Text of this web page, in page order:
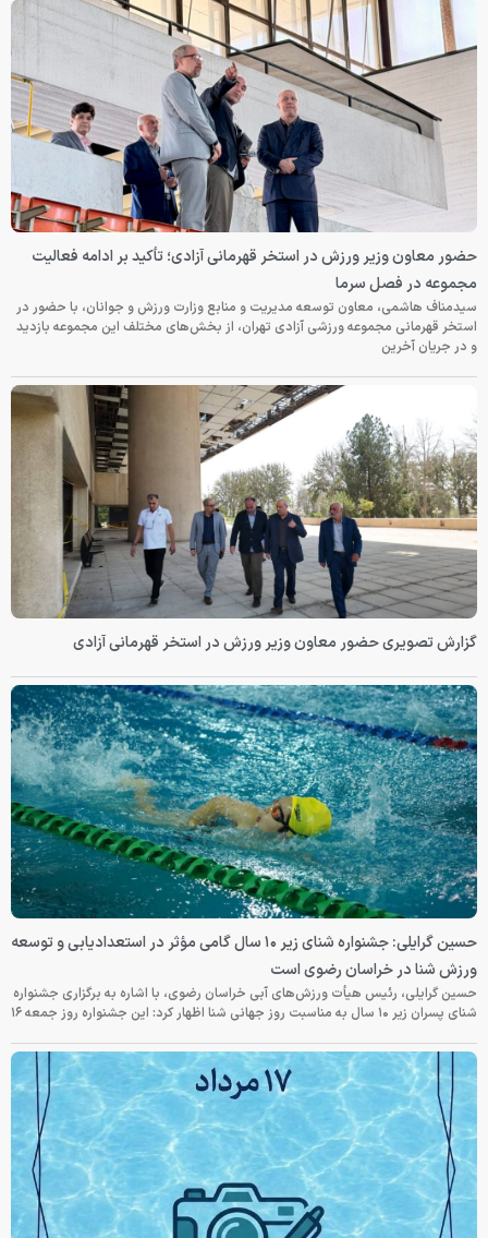
حضور معاون وزیر ورزش در استخر قهرمانی آزادی؛ تأکید بر ادامه فعالیت
مجموعه در فصل سرما
سیدمناف هاشمی، معاون توسعه مدیریت و منابع وزارت ورزش و جوانان، با حضور در
استخر قهرمانی مجموعه ورزشی آزادی تهران، از بخش‌های مختلف این مجموعه بازدید
و در جریان آخرین
گزارش تصویری حضور معاون وزیر ورزش در استخر قهرمانی آزادی
حسین گرایلی: جشنواره شنای زیر ۱۰ سال گامی مؤثر در استعدادیابی و توسعه
ورزش شنا در خراسان رضوی است
حسین گرایلی، رئیس هیأت ورزش‌های آبی خراسان رضوی، با اشاره به برگزاری جشنواره
شنای پسران زیر ۱۰ سال به مناسبت روز جهانی شنا اظهار کرد: این جشنواره روز جمعه‌ ۱۶